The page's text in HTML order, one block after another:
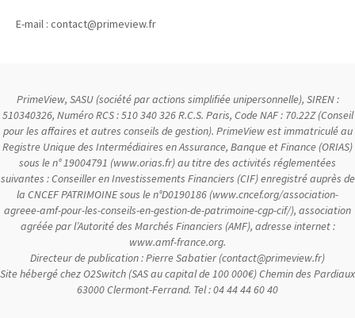
E-mail :contact@primeview.fr
PrimeView, SASU (société par actions simplifiée unipersonnelle), SIREN :
510340326, Numéro RCS : 510 340 326 R.C.S. Paris, Code NAF : 70.22Z (Conseil
pour les affaires et autres conseils de gestion). PrimeView est immatriculé au
Registre Unique des Intermédiaires en Assurance, Banque et Finance (ORIAS)
sous le n° 19004791 (www.orias.fr) au titre des activités réglementées
suivantes : Conseiller en Investissements Financiers (CIF) enregistré auprès de
la CNCEF PATRIMOINE sous le n°D0190186 (www.cncef.org/association-
agreee-amf-pour-les-conseils-en-gestion-de-patrimoine-cgp-cif/), association
agréée par l’Autorité des Marchés Financiers (AMF), adresse internet :
www.amf-france.org.
Directeur de publication : Pierre Sabatier (contact@primeview.fr)
Site hébergé chez O2Switch (SAS au capital de 100 000€) Chemin des Pardiaux
63000 Clermont-Ferrand. Tel : 04 44 44 60 40